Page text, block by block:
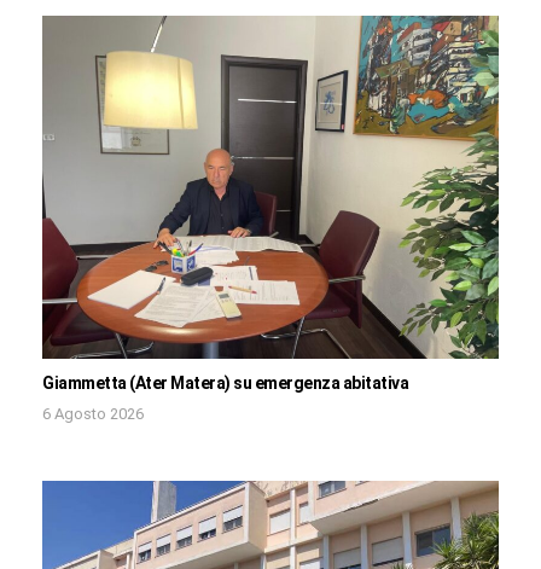
Giammetta (Ater Matera) su emergenza abitativa
6 Agosto 2026